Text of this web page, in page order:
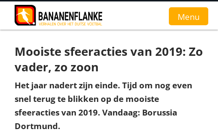
Home
Nieuws
Interviews
Groundhopverhalen
Menu
Mooiste sfeeracties van 2019: Zo
vader, zo zoon
Het jaar nadert zijn einde. Tijd om nog even
snel terug te blikken op de mooiste
sfeeracties van 2019. Vandaag: Borussia
Dortmund.